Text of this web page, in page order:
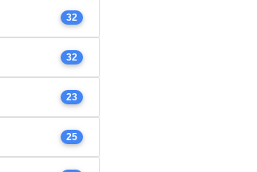
32
32
23
25